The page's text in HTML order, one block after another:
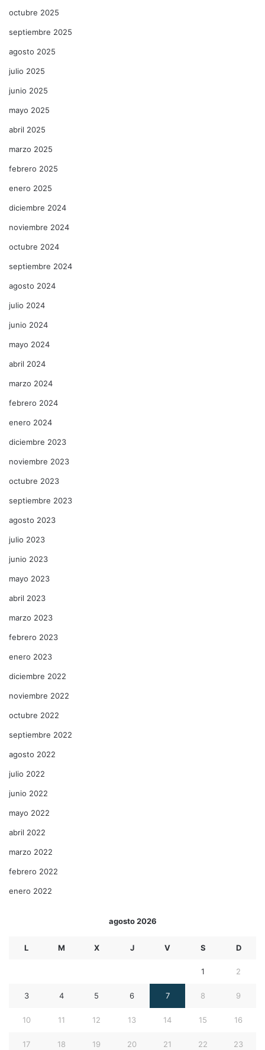
octubre 2025
septiembre 2025
agosto 2025
julio 2025
junio 2025
mayo 2025
abril 2025
marzo 2025
febrero 2025
enero 2025
diciembre 2024
noviembre 2024
octubre 2024
septiembre 2024
agosto 2024
julio 2024
junio 2024
mayo 2024
abril 2024
marzo 2024
febrero 2024
enero 2024
diciembre 2023
noviembre 2023
octubre 2023
septiembre 2023
agosto 2023
julio 2023
junio 2023
mayo 2023
abril 2023
marzo 2023
febrero 2023
enero 2023
diciembre 2022
noviembre 2022
octubre 2022
septiembre 2022
agosto 2022
julio 2022
junio 2022
mayo 2022
abril 2022
marzo 2022
febrero 2022
enero 2022
agosto 2026
L M X J V S D
1 2
3 4 5 6 7 8 9
10 11 12 13 14 15 16
17 18 19 20 21 22 23